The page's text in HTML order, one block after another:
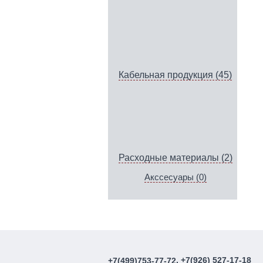
Кабельная продукция (45)
Расходные материалы (2)
Акссесуары (0)
+7(499)753-77-72, +7(926) 527-17-18